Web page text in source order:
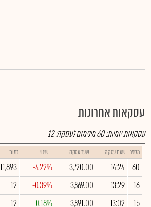
--
--
--
--
--
--
--
--
--
עסקאות אחרונות
עסקאות יומיות:60מינימום לעסקה:12
מספר שעת עסקה שער עסקה שינוי כמות
60
14:24
3,720.00
-4.22%
11,893
16
13:29
3,869.00
-0.39%
12
15
13:02
3,891.00
0.18%
12